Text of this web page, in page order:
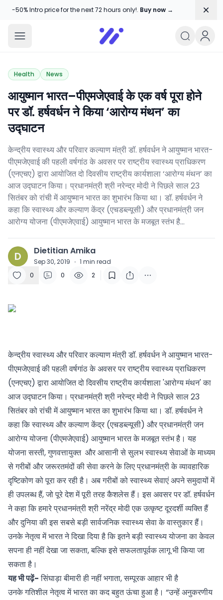
-50% Intro price for the next 72 hours only!. Buy now →
Amika Chitranshi
My WordPress Blog
Health News
आयुष्मान भारत–पीएमजेएवाई के एक वर्ष पूरा होने
पर डॉ. हर्षवर्धन ने किया ‘आरोग्य मंथन’ का
उद्घाटन
केन्‍द्रीय स्वास्थ्य और परिवार कल्याण मंत्री डॉ. हर्षवर्धन ने आयुष्मान भारत-
पीएमजेएवाई की पहली वर्षगांठ के अवसर पर राष्ट्रीय स्वास्थ्य प्राधिकरण
(एनएचए) द्वारा आयोजित दो दिवसीय राष्ट्रीय कार्यशाला ‘आरोग्य मंथन’ का
आज उद्घाटन किया। प्रधानमंत्री श्री नरेन्‍द्र मोदी ने पिछले साल 23
सितंबर को रांची में आयुष्‍मान भारत का शुभारंभ किया था। डॉ. हर्षवर्धन ने
कहा कि स्वास्थ्य और कल्याण केंद्र (एचडब्ल्यूसी) और प्रधानमंत्री जन
आरोग्य योजना (पीएमजेएवाई) आयुष्मान भारत के मजबूत स्‍तंभ है…
D Dietitian Amika
Sep 30, 2019 · 1 min read
0
0 2
केन्‍द्रीय स्वास्थ्य और परिवार कल्याण मंत्री डॉ. हर्षवर्धन ने आयुष्मान भारत-
पीएमजेएवाई की पहली वर्षगांठ के अवसर पर राष्ट्रीय स्वास्थ्य प्राधिकरण
(एनएचए) द्वारा आयोजित दो दिवसीय राष्ट्रीय कार्यशाला 'आरोग्य मंथन' का
आज उद्घाटन किया। प्रधानमंत्री श्री नरेन्‍द्र मोदी ने पिछले साल 23
सितंबर को रांची में आयुष्‍मान भारत का शुभारंभ किया था। डॉ. हर्षवर्धन ने
कहा कि स्वास्थ्य और कल्याण केंद्र (एचडब्ल्यूसी) और प्रधानमंत्री जन
आरोग्य योजना (पीएमजेएवाई) आयुष्मान भारत के मजबूत स्‍तंभ है। यह
योजना सस्ती, गुणवत्तायुक्‍त और आसानी से सुलभ स्वास्थ्य सेवाओं के माध्यम
से गरीबों और जरूरतमंदों की सेवा करने के लिए प्रधानमंत्री के व्यावहारिक
दृष्टिकोण को पूरा कर रही है। अब गरीबों को स्‍वास्‍थ्‍य सेवाएं अपने समुदायों में
ही उपलब्ध हैं, जो पूरे देश में पूरी तरह कैशलेस हैं। इस अवसर पर डॉ. हर्षवर्धन
ने कहा कि हमारे प्रधानमंत्री श्री नरेंद्र मोदी एक उत्कृष्ट दूरदर्शी व्‍यक्ति हैं
और दुनिया की इस सबसे बड़ी सार्वजनिक स्वास्थ्य सेवा के वास्‍तुकार हैं।
उनके नेतृत्‍व में भारत ने दिखा दिया है कि इतने बड़ी स्वास्थ्य योजना का केवल
सपना ही नहीं देखा जा सकता, बल्कि इसे सफलतापूर्वक लागू भी किया जा
सकता है।
यह भी पढ़ें- सिंघाड़ा बीमारी ही नहीं भगाता, सम्पूरक आहार भी है
उनके गतिशील नेतृत्‍व में भारत का कद बहुत ऊंचा हुआ है। “उन्हें अनुकरणीय